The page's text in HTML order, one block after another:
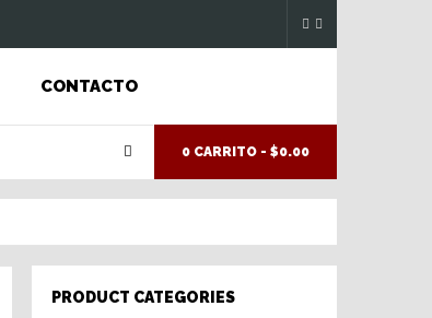
CONTACTO
0 CARRITO - $0.00
PRODUCT CATEGORIES